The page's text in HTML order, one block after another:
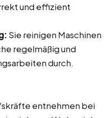
und effizient
Sie reinigen Maschinen
regelmäßig und
durch.
entnehmen bei